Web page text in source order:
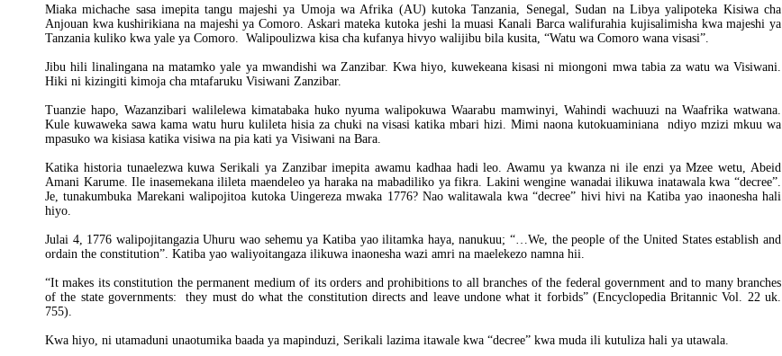
Miaka michache sasa imepita tangu majeshi ya Umoja wa Afrika (AU) kutoka Tanzania, Senegal, Sudan na Libya yalipoteka Kisiwa cha
Anjouan kwa kushirikiana na majeshi ya Comoro. Askari mateka kutoka jeshi la muasi Kanali Barca walifurahia kujisalimisha kwa majeshi ya
Tanzania kuliko kwa yale ya Comoro. Walipoulizwa kisa cha kufanya hivyo walijibu bila kusita, “Watu wa Comoro wana visasi”.
Jibu hili linalingana na matamko yale ya mwandishi wa Zanzibar. Kwa hiyo, kuwekeana kisasi ni miongoni mwa tabia za watu wa Visiwani.
Hiki ni kizingiti kimoja cha mtafaruku Visiwani Zanzibar.
Tuanzie hapo, Wazanzibari walilelewa kimatabaka huko nyuma walipokuwa Waarabu mamwinyi, Wahindi wachuuzi na Waafrika watwana.
Kule kuwaweka sawa kama watu huru kulileta hisia za chuki na visasi katika mbari hizi. Mimi naona kutokuaminiana ndiyo mzizi mkuu wa
mpasuko wa kisiasa katika visiwa na pia kati ya Visiwani na Bara.
Katika historia tunaelezwa kuwa Serikali ya Zanzibar imepita awamu kadhaa hadi leo. Awamu ya kwanza ni ile enzi ya Mzee wetu, Abeid
Amani Karume. Ile inasemekana ilileta maendeleo ya haraka na mabadiliko ya fikra. Lakini wengine wanadai ilikuwa inatawala kwa “decree”.
Je, tunakumbuka Marekani walipojitoa kutoka Uingereza mwaka 1776? Nao walitawala kwa “decree” hivi hivi na Katiba yao inaonesha hali
hiyo.
Julai 4, 1776 walipojitangazia Uhuru wao sehemu ya Katiba yao ilitamka haya, nanukuu; “…We, the people of the United States establish and
ordain the constitution”. Katiba yao waliyoitangaza ilikuwa inaonesha wazi amri na maelekezo namna hii.
“It makes its constitution the permanent medium of its orders and prohibitions to all branches of the federal government and to many branches
of the state governments: they must do what the constitution directs and leave undone what it forbids” (Encyclopedia Britannic Vol. 22 uk.
755).
Kwa hiyo, ni utamaduni unaotumika baada ya mapinduzi, Serikali lazima itawale kwa “decree” kwa muda ili kutuliza hali ya utawala.